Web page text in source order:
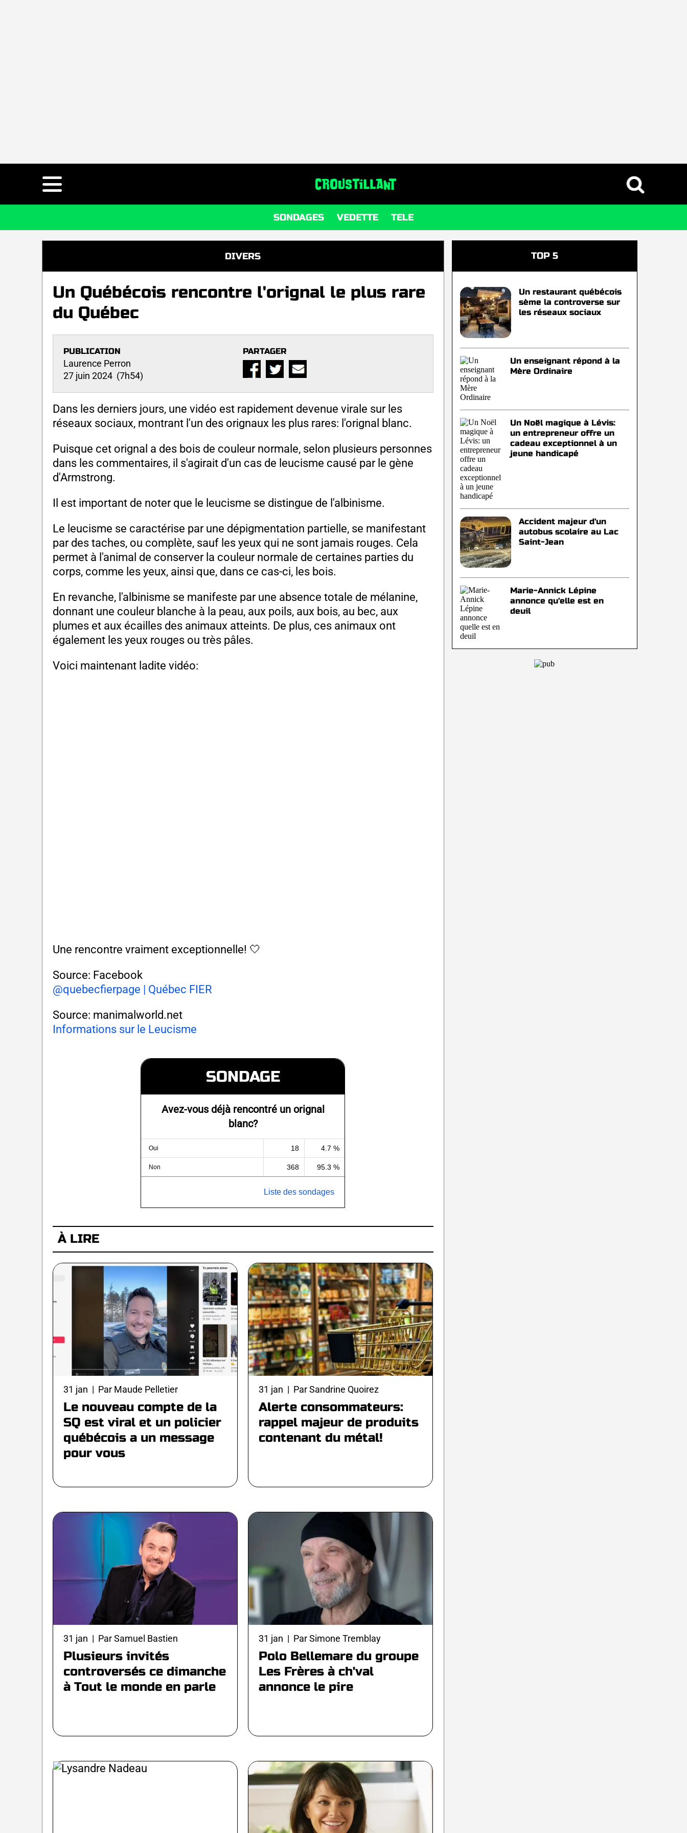
SONDAGES VEDETTE TELE
DIVERS
Un Québécois rencontre l'orignal le plus rare
du Québec
PUBLICATION
Laurence Perron
27 juin 2024 (7h54)
PARTAGER
Dans les derniers jours, une vidéo est rapidement devenue virale sur les
réseaux sociaux, montrant l'un des orignaux les plus rares: l'orignal blanc.
Puisque cet orignal a des bois de couleur normale, selon plusieurs personnes
dans les commentaires, il s'agirait d'un cas de leucisme causé par le gène
d'Armstrong.
Il est important de noter que le leucisme se distingue de l'albinisme.
Le leucisme se caractérise par une dépigmentation partielle, se manifestant
par des taches, ou complète, sauf les yeux qui ne sont jamais rouges. Cela
permet à l'animal de conserver la couleur normale de certaines parties du
corps, comme les yeux, ainsi que, dans ce cas-ci, les bois.
En revanche, l'albinisme se manifeste par une absence totale de mélanine,
donnant une couleur blanche à la peau, aux poils, aux bois, au bec, aux
plumes et aux écailles des animaux atteints. De plus, ces animaux ont
également les yeux rouges ou très pâles.
Voici maintenant ladite vidéo:
Une rencontre vraiment exceptionnelle! 🤍
Source: Facebook
@quebecfierpage | Québec FIER
Source: manimalworld.net
Informations sur le Leucisme
SONDAGE
Avez-vous déjà rencontré un orignal
blanc?
Oui 18 4.7 %
Non 368 95.3 %
Liste des sondages
À LIRE
31 jan | Par Maude Pelletier
Le nouveau compte de la
SQ est viral et un policier
québécois a un message
pour vous
31 jan | Par Sandrine Quoirez
Alerte consommateurs:
rappel majeur de produits
contenant du métal!
31 jan | Par Samuel Bastien
Plusieurs invités
controversés ce dimanche
à Tout le monde en parle
31 jan | Par Simone Tremblay
Polo Bellemare du groupe
Les Frères à ch'val
annonce le pire
TOP 5
Un restaurant québécois
sème la controverse sur
les réseaux sociaux
Un enseignant répond à la
Mère Ordinaire
Un Noël magique à Lévis:
un entrepreneur offre un
cadeau exceptionnel à un
jeune handicapé
Accident majeur d'un
autobus scolaire au Lac
Saint-Jean
Marie-Annick Lépine
annonce qu'elle est en
deuil